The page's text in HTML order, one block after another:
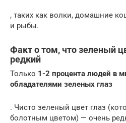
, таких как волки, домашние
и рыбы.
Факт о том, что зеленый
редкий
Только 1-2 процента людей в
обладателями зеленых глаз
. Чисто зеленый цвет глаз
болотным цветом) — очень